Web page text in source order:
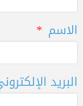
الاسم *
البريد